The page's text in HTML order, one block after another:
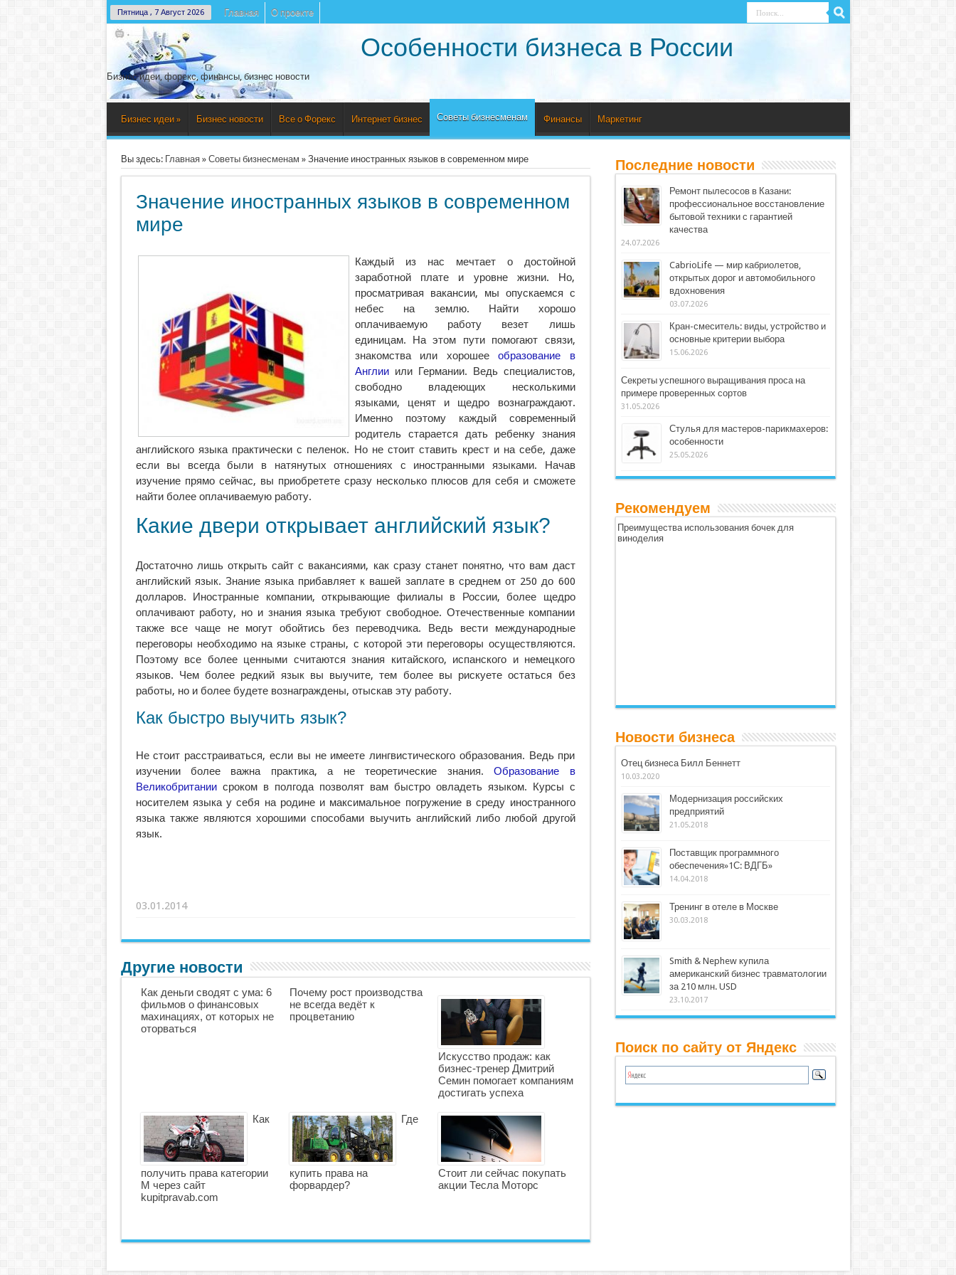
Пятница , 7 Август 2026 Главная О проекте
Особенности бизнеса в России
Бизнес идеи, форекс, финансы, бизнес новости
Бизнес идеи » Бизнес новости Все о Форекс Интернет бизнес Советы бизнесменам Финансы Маркетинг
Вы здесь: Главная» Советы бизнесменам » Значение иностранных языков в современном мире
Значение иностранных языков в современном
мире
Каждый из нас мечтает о достойной
заработной плате и уровне жизни. Но,
просматривая вакансии, мы опускаемся с
небес на землю. Найти хорошо
оплачиваемую работу везет лишь
единицам. На этом пути помогают связи,
знакомства или хорошее образование в
Англииили Германии. Ведь специалистов,
свободно владеющих несколькими
языками, ценят и щедро вознаграждают.
Именно поэтому каждый современный
родитель старается дать ребенку знания
английского языка практически с пеленок. Но не стоит ставить крест и на себе, даже
если вы всегда были в натянутых отношениях с иностранными языками. Начав
изучение прямо сейчас, вы приобретете сразу несколько плюсов для себя и сможете
найти более оплачиваемую работу.
Какие двери открывает английский язык?
Достаточно лишь открыть сайт с вакансиями, как сразу станет понятно, что вам даст
английский язык. Знание языка прибавляет к вашей заплате в среднем от 250 до 600
долларов. Иностранные компании, открывающие филиалы в России, более щедро
оплачивают работу, но и знания языка требуют свободное. Отечественные компании
также все чаще не могут обойтись без переводчика. Ведь вести международные
переговоры необходимо на языке страны, с которой эти переговоры осуществляются.
Поэтому все более ценными считаются знания китайского, испанского и немецкого
языков. Чем более редкий язык вы выучите, тем более вы рискуете остаться без
работы, но и более будете вознаграждены, отыскав эту работу.
Как быстро выучить язык?
Не стоит расстраиваться, если вы не имеете лингвистического образования. Ведь при
изучении более важна практика, а не теоретические знания.Образование в
Великобританиисроком в полгода позволят вам быстро овладеть языком. Курсы с
носителем языка у себя на родине и максимальное погружение в среду иностранного
языка также являются хорошими способами выучить английский либо любой другой
язык.
03.01.2014
Другие новости
Как деньги сводят с ума: 6
фильмов о финансовых
махинациях, от которых не
оторваться
Почему рост производства
не всегда ведёт к
процветанию
Искусство продаж: как
бизнес-тренер Дмитрий
Семин помогает компаниям
достигать успеха
Как
получить права категории
М через сайт
kupitpravab.com
Где
купить права на
форвардер?
Стоит ли сейчас покупать
акции Тесла Моторс
Последние новости
Ремонт пылесосов в Казани:
профессиональное восстановление
бытовой техники с гарантией
качества
24.07.2026
CabrioLife — мир кабриолетов,
открытых дорог и автомобильного
вдохновения
03.07.2026
Кран-смеситель: виды, устройство и
основные критерии выбора
15.06.2026
Секреты успешного выращивания проса на
примере проверенных сортов
31.05.2026
Стулья для мастеров-парикмахеров:
особенности
25.05.2026
Рекомендуем
Преимущества использования бочек для
виноделия
Новости бизнеса
Отец бизнеса Билл Беннетт
10.03.2020
Модернизация российских
предприятий
21.05.2018
Поставщик программного
обеспечения»1С: ВДГБ»
14.04.2018
Тренинг в отеле в Москве
30.03.2018
Smith & Nephew купила
американский бизнес травматологии
за 210 млн. USD
23.10.2017
Поиск по сайту от Яндекс